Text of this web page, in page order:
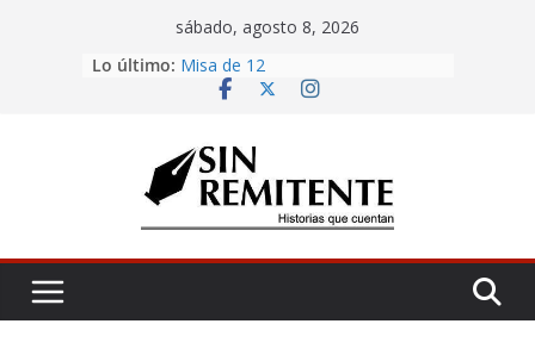
sábado, agosto 8, 2026
Lo último: Misa de 12
Amor eterno
La Carta